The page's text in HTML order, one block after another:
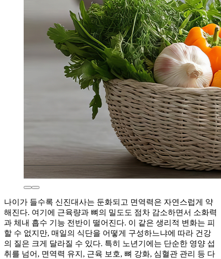
나이가 들수록 신진대사는 둔화되고 면역력은 자연스럽게 약
해진다. 여기에 근육량과 뼈의 밀도도 점차 감소하면서 소화력
과 체내 흡수 기능 전반이 떨어진다. 이 같은 생리적 변화는 피
할 수 없지만, 매일의 식단을 어떻게 구성하느냐에 따라 건강
의 질은 크게 달라질 수 있다. 특히 노년기에는 단순한 영양 섭
취를 넘어, 면역력 유지, 근육 보호, 뼈 강화, 심혈관 관리 등 다